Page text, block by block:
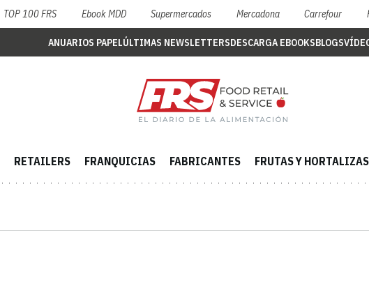
TOP 100 FRS Ebook MDD Supermercados Mercadona Carrefour
ANUARIOS PAPELÚLTIMAS NEWSLETTERSDESCARGA EBOOKSBLOGS
RETAILERS FRANQUICIAS FABRICANTES FRUTAS Y HORTALIZAS